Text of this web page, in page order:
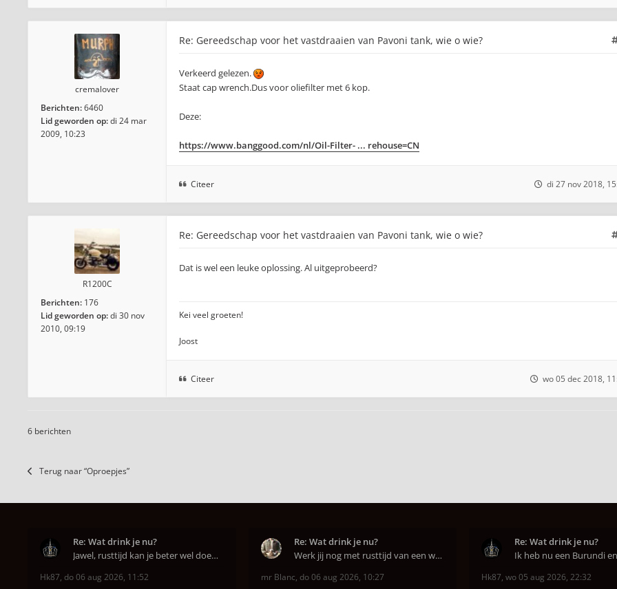
cremalover
Berichten:6460
Lid geworden op:di 24 mar
2009, 10:23
Re: Gereedschap voor het vastdraaien van Pavoni tank, wie o wie?
Verkeerd gelezen.
Staat cap wrench.Dus voor oliefilter met 6 kop.
Deze:
https://www.banggood.com/nl/Oil-Filter- ... rehouse=CN
Citeer di 27 nov 2018,
R1200C
Berichten: 176
Lid geworden op:di 30 nov
2010, 09:19
Re: Gereedschap voor het vastdraaien van Pavoni tank, wie o wie?
Dat is wel een leuke oplossing. Al uitgeprobeerd?
Kei veel groeten!
Joost
Citeer wo 05 dec 2018,
6 berichten
Terug naar “Oproepjes”
Re: Wat drink je nu?
Jawel, rusttijd kan je beter wel doen anders smaa
Hk87, do 06 aug 2026, 11:52
Re: Wat drink je nu?
Werk jij nog met rusttijd van een week of niet e
mr Blanc, do 06 aug 2026, 10:27
Re: Wat drink je nu?
Hk87, wo 05 aug 2026, 22:32